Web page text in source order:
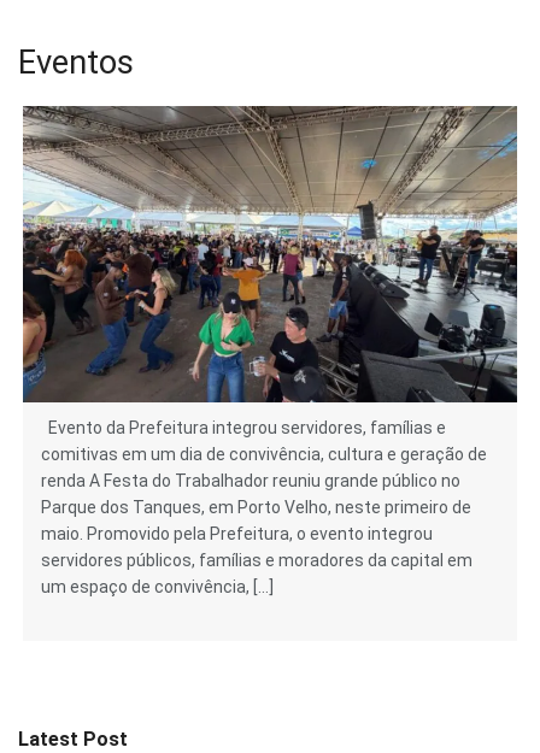
Eventos
Evento da Prefeitura integrou servidores, famílias e
comitivas em um dia de convivência, cultura e geração de
renda A Festa do Trabalhador reuniu grande público no
Parque dos Tanques, em Porto Velho, neste primeiro de
maio. Promovido pela Prefeitura, o evento integrou
servidores públicos, famílias e moradores da capital em
um espaço de convivência, […]
Latest Post